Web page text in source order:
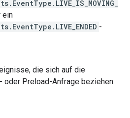
ein
-
die sich auf die
oder Preload-Anfrage beziehen.